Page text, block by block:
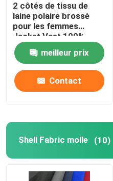
2 côtés de tissu de
laine polaire brossé
pour les femmes
Jacket Vast 100%
polyester teint 160gm
chaud meilleur prix
Contact
Shell Fabric molle (10)